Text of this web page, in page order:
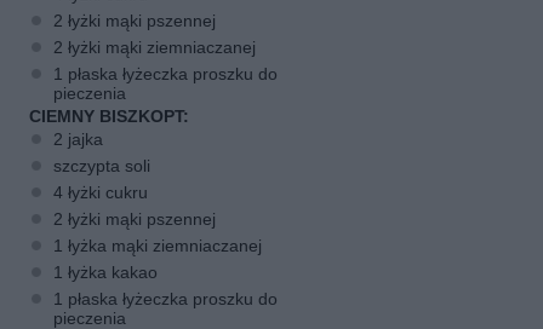
2 łyżki mąki pszennej
2 łyżki mąki ziemniaczanej
1 płaska łyżeczka proszku do
pieczenia
CIEMNY BISZKOPT:
2 jajka
szczypta soli
4 łyżki cukru
2 łyżki mąki pszennej
1 łyżka mąki ziemniaczanej
1 łyżka kakao
1 płaska łyżeczka proszku do
pieczenia